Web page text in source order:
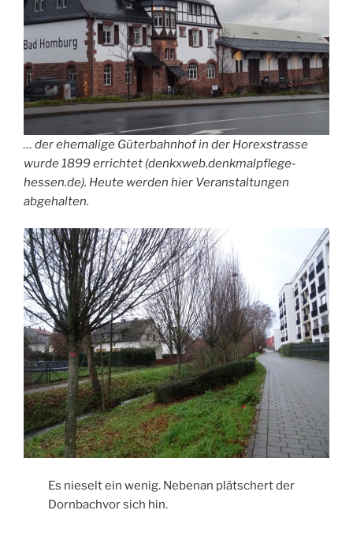
… der ehemalige Güterbahnhof in der Horexstrasse
wurde 1899 errichtet (denkxweb.denkmalpflege-
hessen.de). Heute werden hier Veranstaltungen
abgehalten.
Es nieselt ein wenig. Nebenan plätschert der
Dornbachvor sich hin.